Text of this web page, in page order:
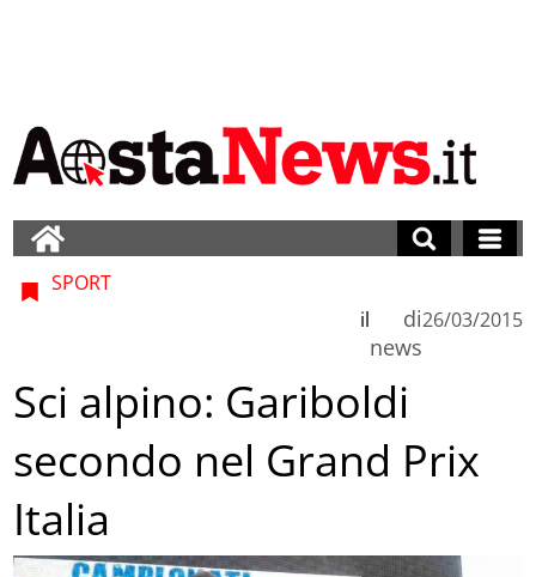
SPORT
di
news
il 26/03/2015
Sci alpino: Gariboldi
secondo nel Grand Prix
Italia